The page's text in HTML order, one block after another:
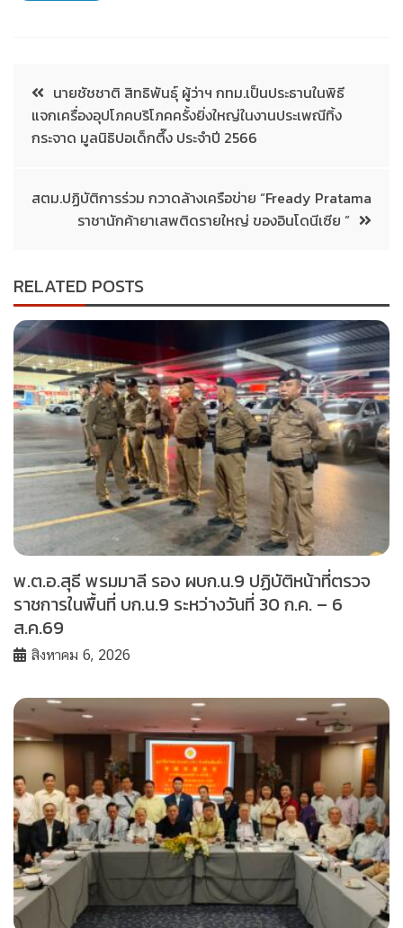
นายชัชชาติ สิทธิพันธุ์ ผู้ว่าฯ กทม.เป็นประธานในพิธี
แจกเครื่องอุปโภคบริโภคครั้งยิ่งใหญ่ในงานประเพณีทิ้ง
กระจาด มูลนิธิปอเด็กตึ๊ง ประจำปี 2566
สตม.ปฏิบัติการร่วม กวาดล้างเครือข่าย “Fready Pratama
ราชานักค้ายาเสพติดรายใหญ่ ของอินโดนีเซีย ”
RELATED POSTS
พ.ต.อ.สุธี พรมมาลี รอง ผบก.น.9 ปฏิบัติหน้าที่ตรวจ
ราชการในพื้นที่ บก.น.9 ระหว่างวันที่ 30 ก.ค. – 6
ส.ค.69
สิงหาคม 6, 2026